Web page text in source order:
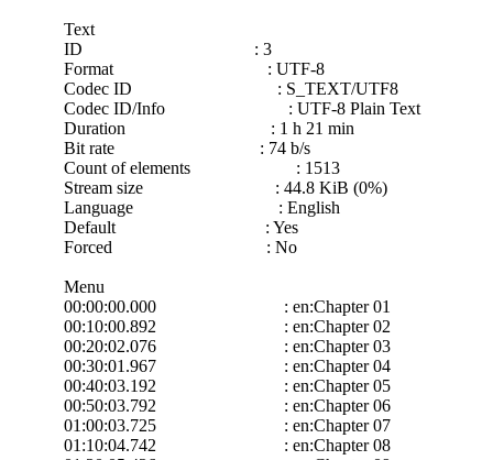
Text
ID : 3
Format : UTF-8
Codec ID : S_TEXT/UTF8
Codec ID/Info : UTF-8 Plain Text
Duration : 1 h 21 min
Bit rate : 74 b/s
Count of elements : 1513
Stream size : 44.8 KiB (0%)
Language : English
Default : Yes
Forced : No
Menu
00:00:00.000 : en:Chapter 01
00:10:00.892 : en:Chapter 02
00:20:02.076 : en:Chapter 03
00:30:01.967 : en:Chapter 04
00:40:03.192 : en:Chapter 05
00:50:03.792 : en:Chapter 06
01:00:03.725 : en:Chapter 07
01:10:04.742 : en:Chapter 08